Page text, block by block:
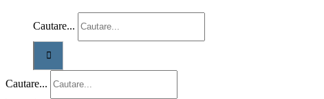
Cautare...
Cautare...